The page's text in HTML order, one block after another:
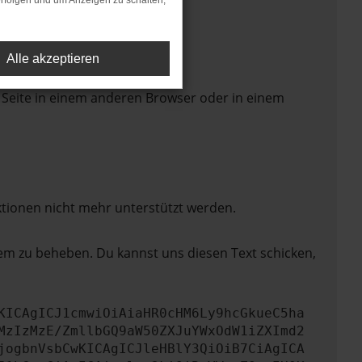
in einem anderen Browser oder in einem
nicht mehr unterstützt werden.
zu beheben. Du kannst uns diesen Text schicken,
ZmllbGQ9aW50ZXJuYWxOdW1iZXImd2
Alle akzeptieren